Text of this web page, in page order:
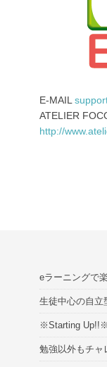
E-MAIL
ATELIER
http://
eラーニングで
生徒中心の自立
※Starting
勉強以外もチャ